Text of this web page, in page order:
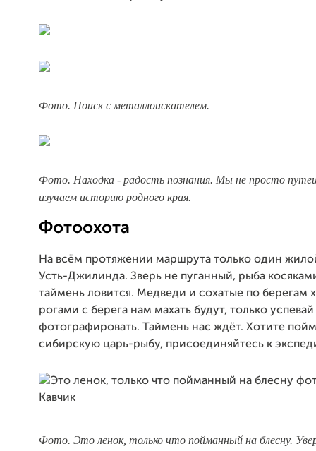
Фото. Поиск с металлоискателем.
Фото. Находка - радость познания. Мы не просто
изучаем историю родного края.
Фотоохота
На всём протяжении маршрута только один
Усть-Джилинда. Зверь не пуганный, рыба
таймень ловится. Медведи и сохатые по берегам
рогами с берега нам махать будут, только успевай
фотографировать. Таймень нас ждёт. Хотите
сибирскую царь-рыбу, присоединяйтесь к
Фото. Это ленок, только что пойманный на блесну.